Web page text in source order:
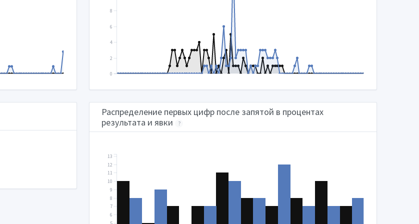
0
2
4
6
8
Распределение первых цифр после запятой в процентах
результата и явки
?
6
7
8
9
10
11
12
13